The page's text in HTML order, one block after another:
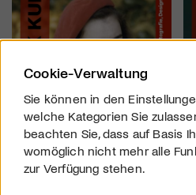
Cookie-Verwaltung
Sie können in den
welche Kategorien Sie
beachten Sie, dass auf Basis
womöglich nicht mehr alle
zur Verfügung stehen.